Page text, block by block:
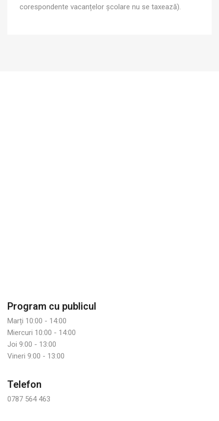
corespondente vacanțelor școlare nu se taxează).
Program cu publicul
Marți 10:00 - 14:00
Miercuri 10:00 - 14:00
Joi 9:00 - 13:00
Vineri 9:00 - 13:00
Telefon
0787 564 463